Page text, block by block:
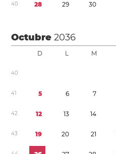
40 28 29 30
Octubre2036
D L M
40
41 5 6 7
42 12 13 14
43 19 20 21